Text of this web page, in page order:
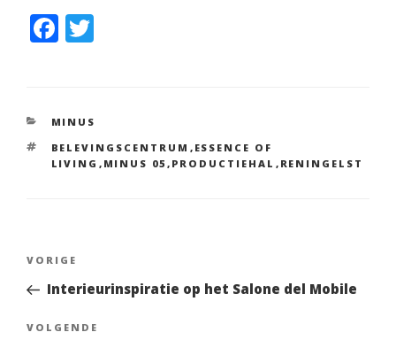
F
b
o
o
CATEGORIEËN
MINUS
TAGS
BELEVINGSCENTRUM , ESSENCE OF
LIVING , MINUS 05 , PRODUCTIEHAL , RENINGELST
Bericht
Vorig
bericht
VORIGE
Interieurinspiratie op het Salone del Mobile
Volgend
VOLGENDE